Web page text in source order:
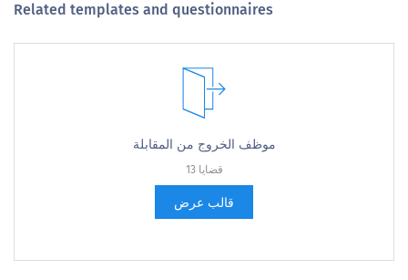
Related templates and questionnaires
موظف الخروج من المقابلة
13 قضايا
قالب عرض